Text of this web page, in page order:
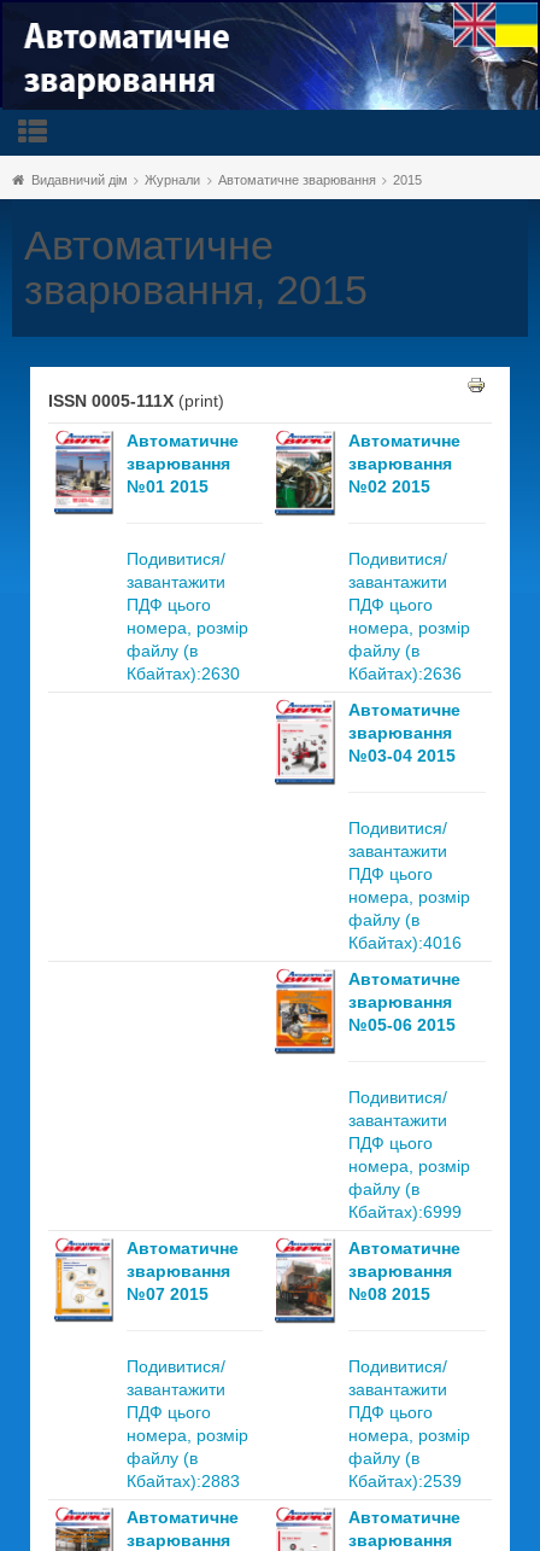
Видавничий дім Журнали Автоматичне зварювання 2015
Автоматичне
зварювання, 2015
ISSN 0005-111X (print)
Автоматичне
зварювання
№01 2015
Подивитися/
завантажити
ПДФ цього
номера, розмір
файлу (в
Кбайтах):2630
Автоматичне
зварювання
№02 2015
Подивитися/
завантажити
ПДФ цього
номера, розмір
файлу (в
Кбайтах):2636
Автоматичне
зварювання
№03-04 2015
Подивитися/
завантажити
ПДФ цього
номера, розмір
файлу (в
Кбайтах):4016
Автоматичне
зварювання
№05-06 2015
Подивитися/
завантажити
ПДФ цього
номера, розмір
файлу (в
Кбайтах):6999
Автоматичне
зварювання
№07 2015
Подивитися/
завантажити
ПДФ цього
номера, розмір
файлу (в
Кбайтах):2883
Автоматичне
зварювання
№08 2015
Подивитися/
завантажити
ПДФ цього
номера, розмір
файлу (в
Кбайтах):2539
Автоматичне
зварювання
Автоматичне
зварювання